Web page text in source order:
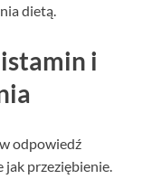
dietą.
i
odpowiedź
jak przeziębienie.